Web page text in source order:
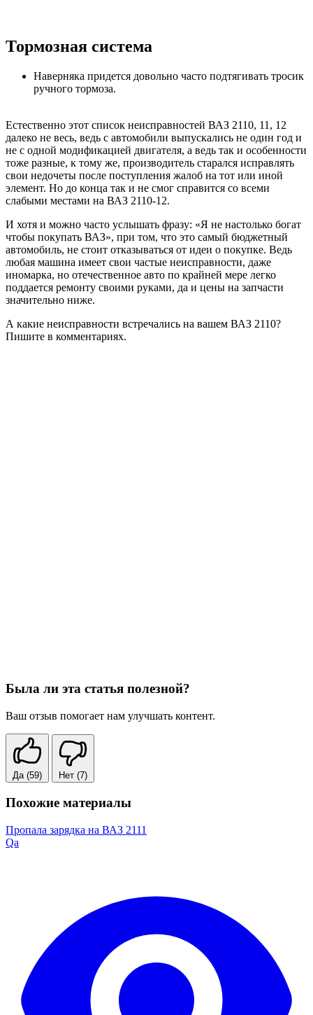
Тормозная система
Наверняка придется довольно часто подтягивать тросик
ручного тормоза.
Естественно этот список неисправностей ВАЗ 2110, 11, 12
далеко не весь, ведь с автомобили выпускались не один год и
не с одной модификацией двигателя, а ведь так и особенности
тоже разные, к тому же, производитель старался исправлять
свои недочеты после поступления жалоб на тот или иной
элемент. Но до конца так и не смог справится со всеми
слабыми местами на ВАЗ 2110-12.
И хотя и можно часто услышать фразу: «Я не настолько богат
чтобы покупать ВАЗ», при том, что это самый бюджетный
автомобиль, не стоит отказываться от идеи о покупке. Ведь
любая машина имеет свои частые неисправности, даже
иномарка, но отечественное авто по крайней мере легко
поддается ремонту своими руками, да и цены на запчасти
значительно ниже.
А какие неисправности встречались на вашем ВАЗ 2110?
Пишите в комментариях.
Была ли эта статья полезной?
Ваш отзыв помогает нам улучшать контент.
Да (59) Нет (7)
Похожие материалы
Пропала зарядка на ВАЗ 2111
Qa